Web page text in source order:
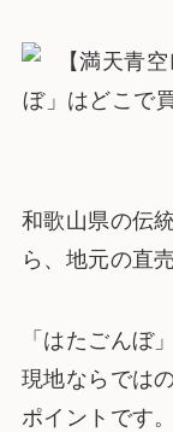
和歌山県の伝
ら、地元の直
「はたごんぼ
現地ならでは
ポイントです。